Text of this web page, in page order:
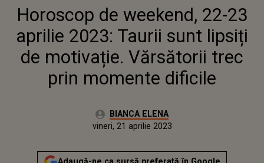
2023: TAURII SUNT LIPSIȚI DE MOTIVAȚIE.
VĂRSĂTORII TREC PRIN MOMENTE
DIFICILE
Horoscop de weekend, 22-23
aprilie 2023: Taurii sunt lipsiți
de motivație. Vărsătorii trec
prin momente dificile
Autor:BIANCA ELENA
Publicat:
vineri, 21 aprilie 2023